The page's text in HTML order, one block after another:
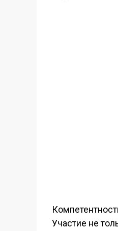
Участие не